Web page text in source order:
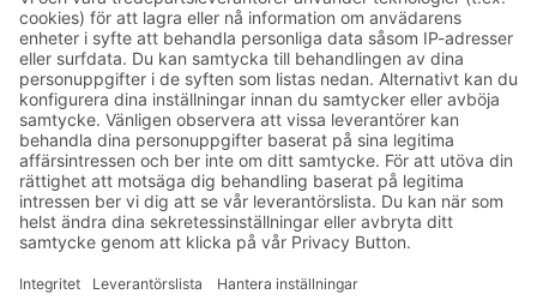
Prenumerera på vårt
nyhetsbrev:
Lager- och logistiknyheter
Exklusiva erbjudanden
Produktnyheter
Prenumerera på vårt
nyhetsbrev